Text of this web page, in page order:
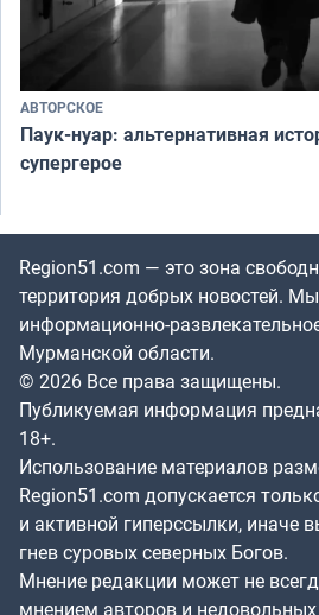
АВТОРСКОЕ
Паук-нуар: альтернативная
супергерое
Region51.com — это зона
территория добрых новостей.
информационно-
Мурманской области.
© 2026 Все права защищены.
Публикуемая информация
18+.
Использование материалов
Region51.com допускается
и активной гиперссылки, иначе
гнев суровых северных Богов.
Мнение редакции может не
мнением авторов и